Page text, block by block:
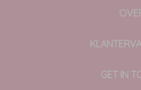
GET IN